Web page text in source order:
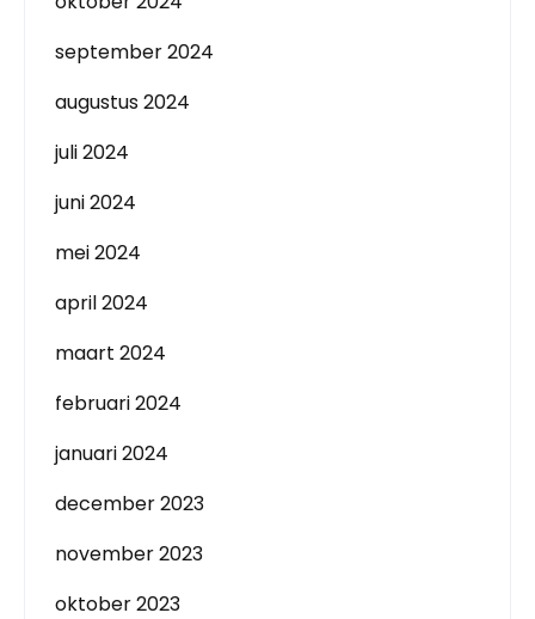
september 2024
augustus 2024
juli 2024
juni 2024
mei 2024
april 2024
maart 2024
februari 2024
januari 2024
december 2023
november 2023
oktober 2023